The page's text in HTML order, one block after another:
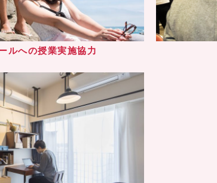
ルへの授業実施協力